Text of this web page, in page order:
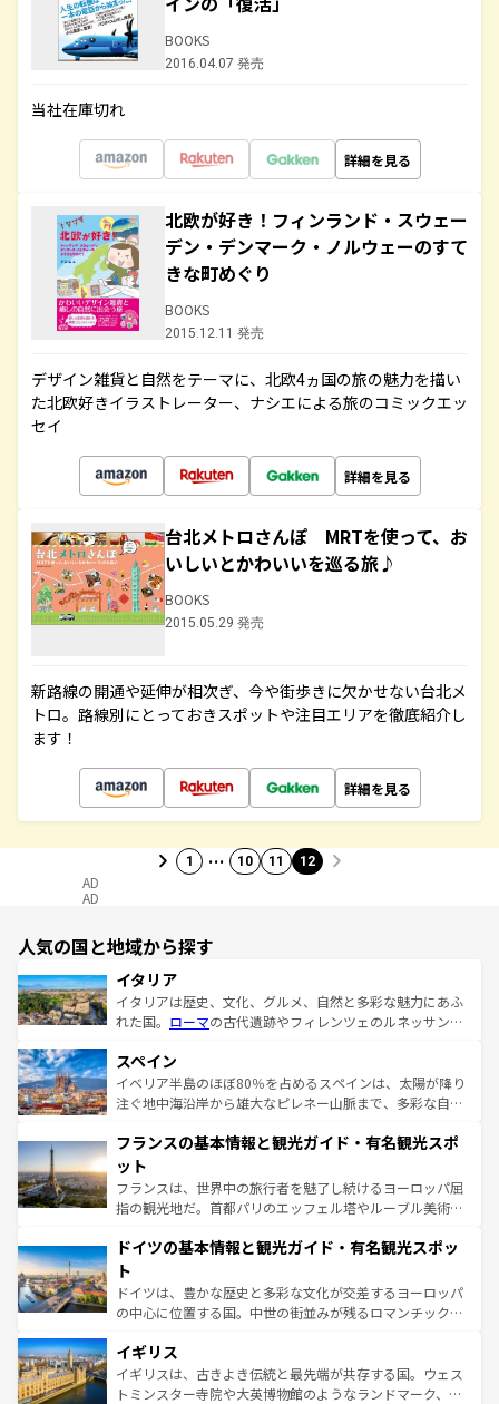
BOOKS
2016.04.07 発売
当社在庫切れ
詳細を見る
北欧が好き！フィンランド・スウェー
デン・デンマーク・ノルウェーのすて
きな町めぐり
BOOKS
2015.12.11 発売
デザイン雑貨と自然をテーマに、北欧4ヵ国の旅の魅力を描い
た北欧好きイラストレーター、ナシエによる旅のコミックエッ
セイ
詳細を見る
台北メトロさんぽ MRTを使って、お
いしいとかわいいを巡る旅♪
BOOKS
2015.05.29 発売
新路線の開通や延伸が相次ぎ、今や街歩きに欠かせない台北メ
トロ。路線別にとっておきスポットや注目エリアを徹底紹介し
ます！
詳細を見る
1 … 10 11 12
AD
AD
人気の国と地域から探す
イタリア
イタリアは歴史、文化、グルメ、自然と多彩な魅力にあふ
れた国。 ローマの古代遺跡やフィレンツェのルネッサンス
ろん、トスカーナの美しい田園風景やアマルフィ海岸の絶
景など、自然景観も見逃せない。観光の合間には、本場の
ピザやパスタなど、絶品のイタリア料理を堪能することも
ませてくれるイタリアで、忘れられない旅をしてみよう！
なお、新着のイタリア情報は
しい。
スペイン
イベリア半島のほぼ80％を占めるスペインは、太陽が降り
注ぐ地中海沿岸から雄大なピレネー山脈まで、多彩な自然
文化が根付くこの国では、情熱的なフラメンコ、熱気あふ
れる闘牛、そして美味しいタパスが生活の一部となってい
る。首都マドリードの洗練された雰囲気や、バルセロナの
アートに溢れた街角から、地方では古代ローマ遺跡や中世
せる。地方によって風土や気候が異なるスペインはその個
ンテンツ一覧 を参照してほしい。
フランスの基本情報と観光ガイド・有名観光スポ
ット
フランスは、世界中の旅行者を魅了し続けるヨーロッパ屈
指の観光地だ。首都パリのエッフェル塔やルーブル美術館
で、幅広い魅力が詰まっている。華麗な宮殿、歴史的な大
聖堂、美しいビーチ、そして豊かな自然が、訪れる者を心
から魅了する。また、フランスは美食の国としても知ら
れ、フランス料理はユネスコ無形文化遺産にも登録されて
香り高いラベンダー畑など、多彩な楽しみ方が可能だ。さ
らに、パリ以外の地域にも魅力が溢れており、どの街角に
も豊かな歴史と文化が息づいている。パリ以外の個性あふ
ドイツの基本情報と観光ガイド・有名観光スポッ
ト
ドイツは、豊かな歴史と多彩な文化が交差するヨーロッパ
の中心に位置する国。中世の街並みが残るロマンチック街
顔を持つこの国は、どこを歩いても飽きることがない。ベ
ルリンの文化的活気、バイエルン州のアルプスの絶景、そ
してライン川沿いのワイン畑といった風景は必見。ビール
イギリス
イギリスは、古きよき伝統と最先端が共存する国。ウェス
トミンスター寺院や大英博物館のようなランドマーク、歴